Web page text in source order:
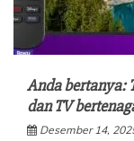
Anda bertanya:
dan TV
Desember 14,